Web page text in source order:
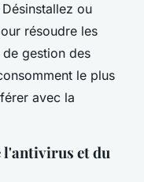
ou
résoudre les
gestion des
le plus
avec la
l'antivirus et du